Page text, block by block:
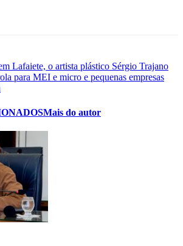
Lafaiete, o artista plástico Sérgio Trajano
para MEI e micro e pequenas empresas
Mais do autor